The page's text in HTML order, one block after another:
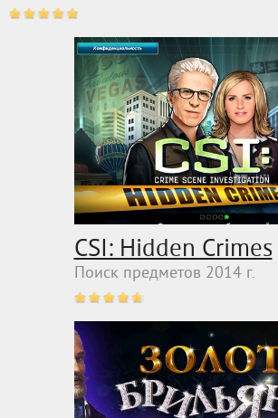
CSI: Hidden Crimes
Поиск предметов 2014 г.